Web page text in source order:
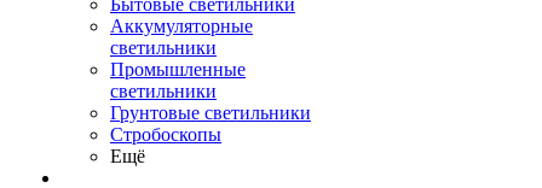
Бытовые светильники
Аккумуляторные
светильники
Промышленные
светильники
Грунтовые светильники
Стробоскопы
Ещё